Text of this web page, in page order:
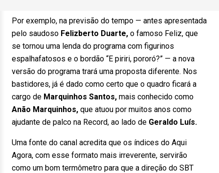
Por exemplo, na previsão do tempo — antes apresentada
pelo saudoso Felizberto Duarte, o famoso Feliz, que
se tornou uma lenda do programa com figurinos
espalhafatosos e o bordão “E piriri, pororó?” — a nova
versão do programa trará uma proposta diferente. Nos
bastidores, já é dado como certo que o quadro ficará a
cargo de Marquinhos Santos, mais conhecido como
Anão Marquinhos, que atuou por muitos anos como
ajudante de palco na Record, ao lado de Geraldo Luís.
Uma fonte do canal acredita que os índices do Aqui
Agora, com esse formato mais irreverente, servirão
como um bom termômetro para que a direção do SBT